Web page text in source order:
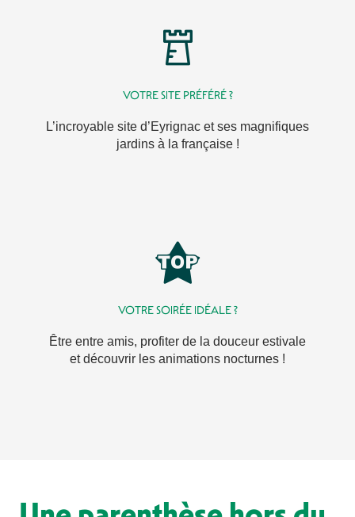
VOTRE SITE PRÉFÉRÉ ?
L’incroyable site d’Eyrignac et ses magnifiques
jardins à la française !
VOTRE SOIRÉE IDÉALE ?
Être entre amis, profiter de la douceur estivale
et découvrir les animations nocturnes !